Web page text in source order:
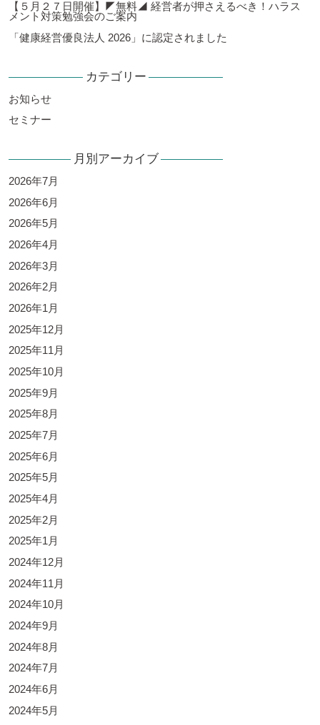
【５月２７日開催】◤無料◢ 経営者が押さえるべき！ハラス
メント対策勉強会のご案内
「健康経営優良法人 2026」に認定されました
カテゴリー
お知らせ
セミナー
月別アーカイブ
2026年7月
2026年6月
2026年5月
2026年4月
2026年3月
2026年2月
2026年1月
2025年12月
2025年11月
2025年10月
2025年9月
2025年8月
2025年7月
2025年6月
2025年5月
2025年4月
2025年2月
2025年1月
2024年12月
2024年11月
2024年10月
2024年9月
2024年8月
2024年7月
2024年6月
2024年5月